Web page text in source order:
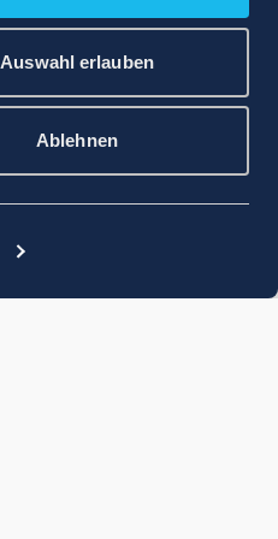
Auswahl erlauben
Ablehnen